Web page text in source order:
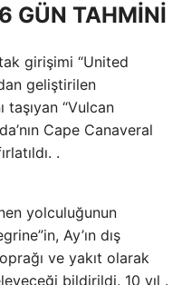
GÜN TAHMİNİ
girişimi “United
geliştirilen
taşıyan “Vulcan
Cape Canaveral
.
yolculuğunun
Ay’ın dış
ve yakıt olarak
bildirildi. 10 yıl .